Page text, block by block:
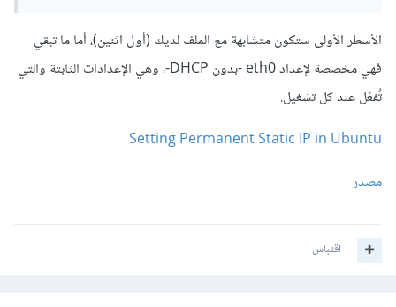
الأسطر الأولى ستكون متشابهة مع الملف لديك (أول اثنين)، أما ما تبقي
فهي مخصصة لإعداد eth0 -بدون DHCP-، وهي الإعدادات الثابتة والتي
تُفعّل عند كل تشغيل.
Setting Permanent Static IP in Ubuntu
مصدر
اقتباس